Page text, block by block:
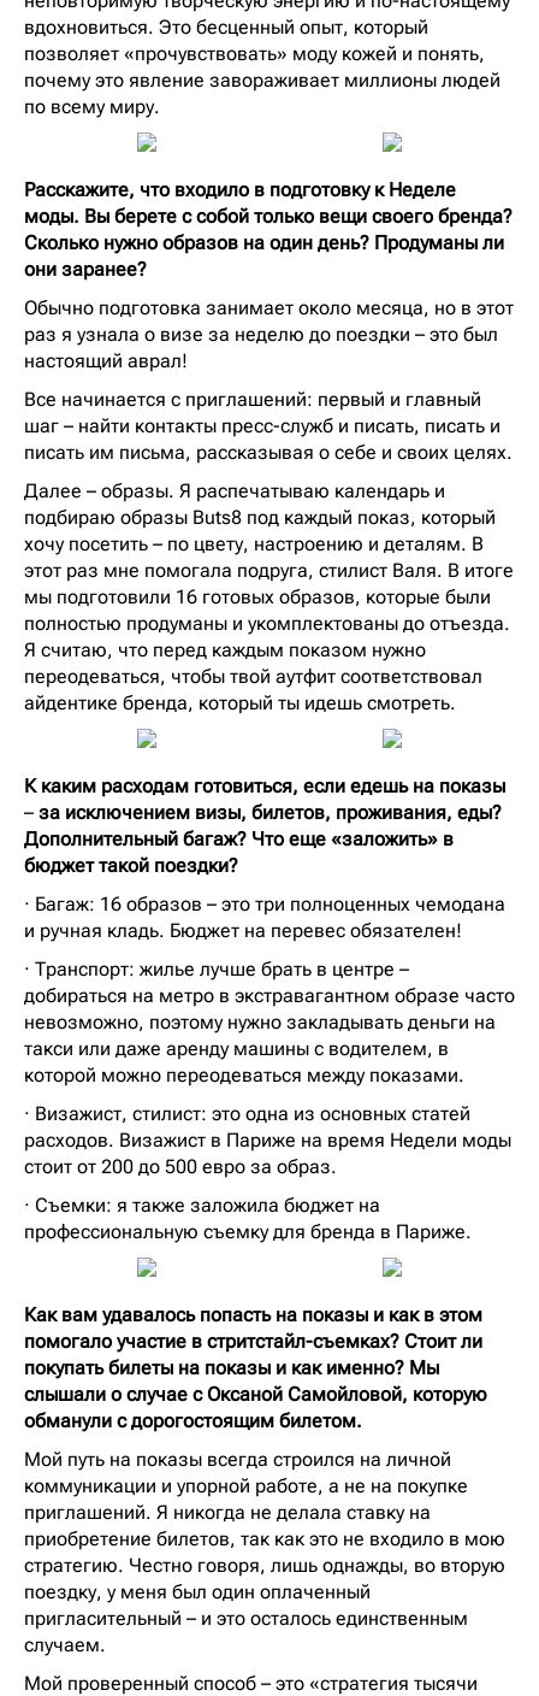
вдохновиться. Это бесценный опыт, который
позволяет «прочувствовать» моду кожей и понять,
почему это явление завораживает миллионы людей
по всему миру.
Расскажите, что входило в подготовку к Неделе
моды. Вы берете с собой только вещи своего бренда?
Сколько нужно образов на один день? Продуманы ли
они заранее?
Обычно подготовка занимает около месяца, но в этот
раз я узнала о визе за неделю до поездки – это был
настоящий аврал!
Все начинается с приглашений: первый и главный
шаг – найти контакты пресс-служб и писать, писать и
писать им письма, рассказывая о себе и своих целях.
Далее – образы. Я распечатываю календарь и
подбираю образы Buts8 под каждый показ, который
хочу посетить – по цвету, настроению и деталям. В
этот раз мне помогала подруга, стилист Валя. В итоге
мы подготовили 16 готовых образов, которые были
полностью продуманы и укомплектованы до отъезда.
Я считаю, что перед каждым показом нужно
переодеваться, чтобы твой аутфит соответствовал
айдентике бренда, который ты идешь смотреть.
К каким расходам готовиться, если едешь на показы
– за исключением визы, билетов, проживания, еды?
Дополнительный багаж? Что еще «заложить» в
бюджет такой поездки?
· Багаж: 16 образов – это три полноценных чемодана
и ручная кладь. Бюджет на перевес обязателен!
· Транспорт: жилье лучше брать в центре –
добираться на метро в экстравагантном образе часто
невозможно, поэтому нужно закладывать деньги на
такси или даже аренду машины с водителем, в
которой можно переодеваться между показами.
· Визажист, стилист: это одна из основных статей
расходов. Визажист в Париже на время Недели моды
стоит от 200 до 500 евро за образ.
· Съемки: я также заложила бюджет на
профессиональную съемку для бренда в Париже.
Как вам удавалось попасть на показы и как в этом
помогало участие в стритстайл-съемках? Стоит ли
покупать билеты на показы и как именно? Мы
слышали о случае с Оксаной Самойловой, которую
обманули с дорогостоящим билетом.
Мой путь на показы всегда строился на личной
коммуникации и упорной работе, а не на покупке
приглашений. Я никогда не делала ставку на
приобретение билетов, так как это не входило в мою
стратегию. Честно говоря, лишь однажды, во вторую
поездку, у меня был один оплаченный
пригласительный – и это осталось единственным
случаем.
Мой проверенный способ – это «стратегия тысячи